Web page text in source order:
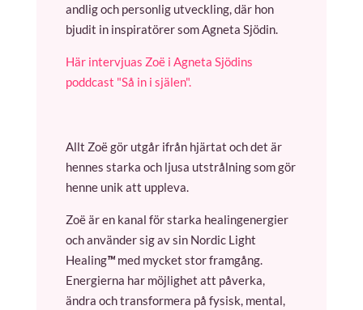
andlig och personlig utveckling, där hon
bjudit in inspiratörer som Agneta Sjödin.
Här intervjuas Zoë i Agneta Sjödins
poddcast "Så in i själen".
Allt Zoë gör utgår ifrån hjärtat och det är
hennes starka och ljusa utstrålning som gör
henne unik att uppleva.
Zoë är en kanal för starka healingenergier
och använder sig av sin Nordic Light
Healing™med mycket stor framgång.
Energierna har möjlighet att påverka,
ändra och transformera på fysisk, mental,